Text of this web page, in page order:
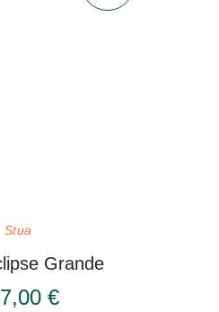
Stua
Grande
€